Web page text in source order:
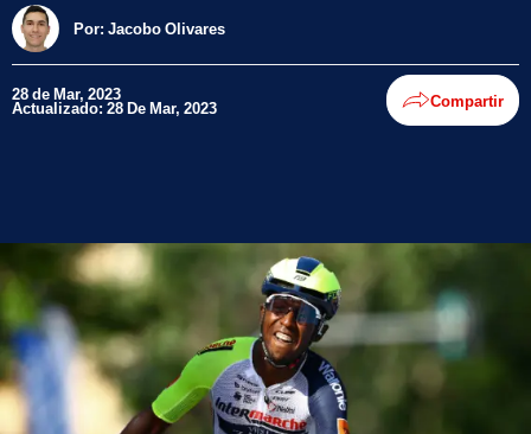
Por: Jacobo Olivares
28 de Mar, 2023
Actualizado: 28 De Mar, 2023 Compartir